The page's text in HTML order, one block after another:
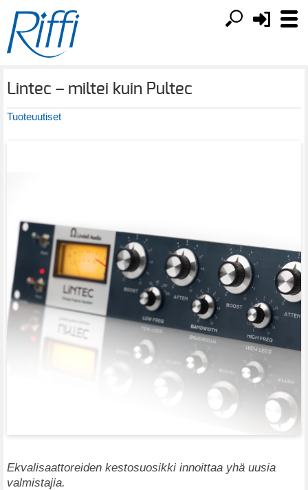
Lintec – miltei kuin Pultec
Tuoteuutiset
Ekvalisaattoreiden kestosuosikki innoittaa yhä uusia
valmistajia.